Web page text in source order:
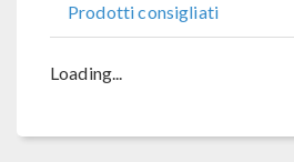
Prodotti consigliati
Loading...